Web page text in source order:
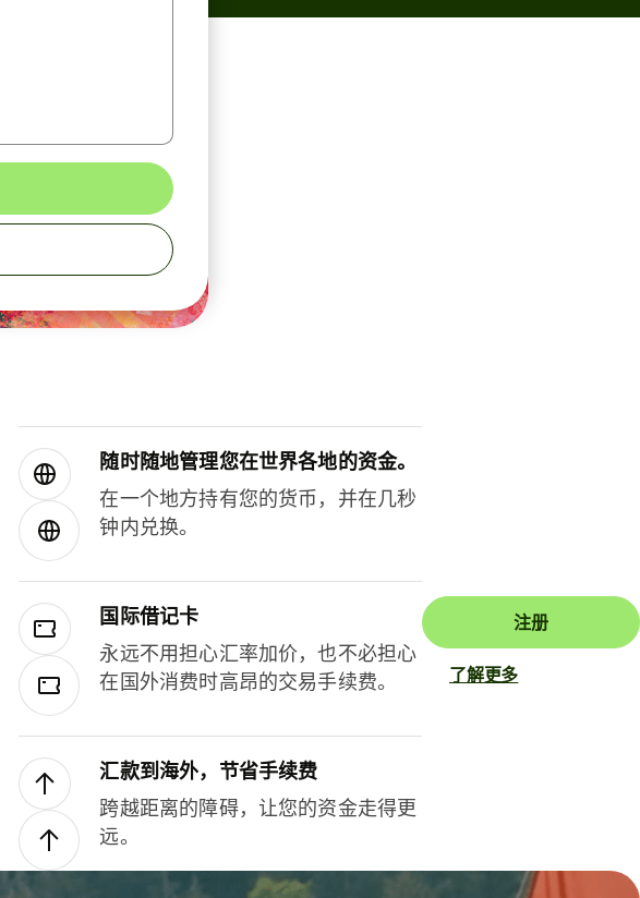
随时随地管理您在世界各地的资金。
在一个地方持有您的货币，并在几秒
钟内兑换。
国际借记卡
永远不用担心汇率加价，也不必担心
在国外消费时高昂的交易手续费。
汇款到海外，节省手续费
跨越距离的障碍，让您的资金走得更
远。
注册
了解更多